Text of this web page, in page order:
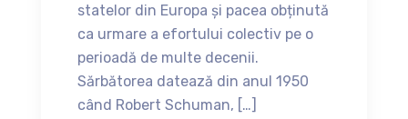
statelor din Europa și pacea obținută
ca urmare a efortului colectiv pe o
perioadă de multe decenii.
Sărbătorea datează din anul 1950
când Robert Schuman, […]